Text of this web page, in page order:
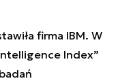
firma IBM. W
Index”